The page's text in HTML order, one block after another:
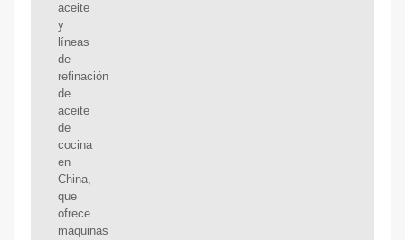
aceite
y
líneas
de
refinación
de
aceite
de
cocina
en
China,
que
ofrece
máquinas